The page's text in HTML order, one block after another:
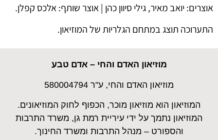
אוצרים: יואב מאיר, גילי סיוון כהן | אוצר שותף: אלכס קפלן.
התערוכה תוצג במתחם הגלריות של המוזיאון.
מוזיאון האדם והחי – אדם טבע
מוזיאון האדם והחי, ע"ר 580004794
המוזיאון הוא מוזיאון מוכר, הכפוף לחוק המוזיאונים.
המוזיאון נתמך על ידי עיריית רמת גן, משרד התרבות
והספורט – מנהל התרבות ומשרד החינוך.